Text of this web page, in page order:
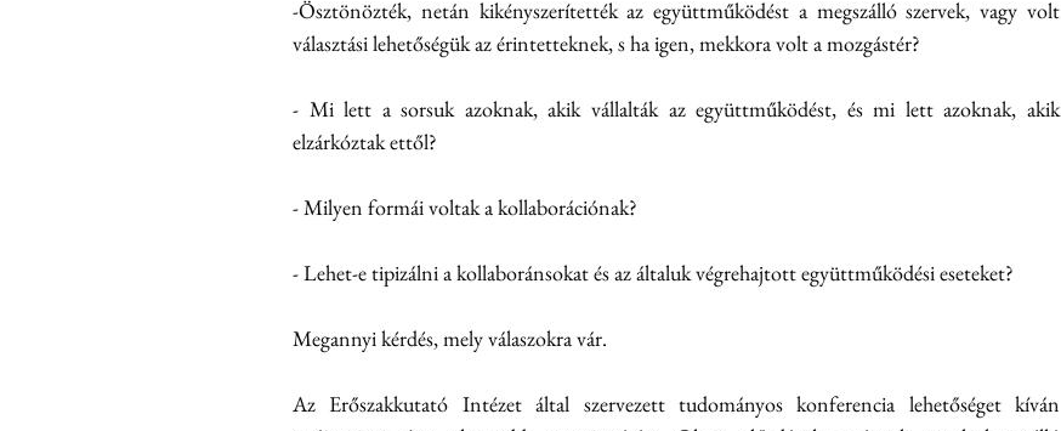
-Ösztönözték, netán kikényszerítették az együttműködést a megszálló szervek, vagy volt
választási lehetőségük az érintetteknek, s ha igen, mekkora volt a mozgástér?
- Mi lett a sorsuk azoknak, akik vállalták az együttműködést, és mi lett azoknak, akik
elzárkóztak ettől?
- Milyen formái voltak a kollaborációnak?
- Lehet-e tipizálni a kollaboránsokat és az általuk végrehajtott együttműködési eseteket?
Megannyi kérdés, mely válaszokra vár.
Az Erőszakkutató Intézet által szervezett tudományos konferencia lehetőséget kíván